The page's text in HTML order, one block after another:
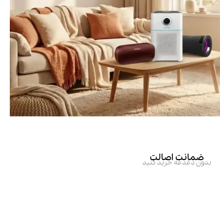
ضمانت اصالت
بدون دغدغه خرید کنید